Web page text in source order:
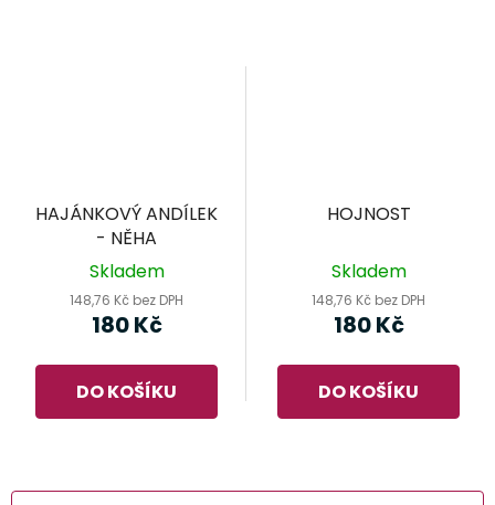
HAJÁNKOVÝ ANDÍLEK
- NĚHA
Skladem
148,76 Kč bez DPH
180 Kč
DO KOŠÍKU
HOJNOST
Skladem
148,76 Kč bez DPH
180 Kč
DO KOŠÍKU